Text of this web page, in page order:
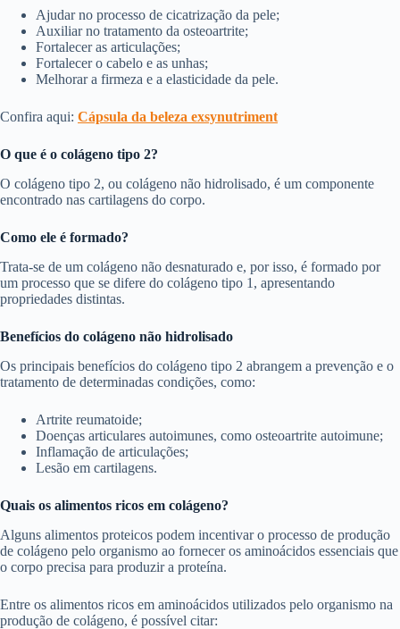
Ajudar no processo de cicatrização da pele;
Auxiliar no tratamento da osteoartrite;
Fortalecer as articulações;
Fortalecer o cabelo e as unhas;
Melhorar a firmeza e a elasticidade da pele.
Confira aqui: Cápsula da beleza exsynutriment
O que é o colágeno tipo 2?
O colágeno tipo 2, ou colágeno não hidrolisado, é um componente
encontrado nas cartilagens do corpo.
Como ele é formado?
Trata-se de um colágeno não desnaturado e, por isso, é formado por
um processo que se difere do colágeno tipo 1, apresentando
propriedades distintas.
Benefícios do colágeno não hidrolisado
Os principais benefícios do colágeno tipo 2 abrangem a prevenção e o
tratamento de determinadas condições, como:
Artrite reumatoide;
Doenças articulares autoimunes, como osteoartrite autoimune;
Inflamação de articulações;
Lesão em cartilagens.
Quais os alimentos ricos em colágeno?
Alguns alimentos proteicos podem incentivar o processo de produção
de colágeno pelo organismo ao fornecer os aminoácidos essenciais que
o corpo precisa para produzir a proteína.
Entre os alimentos ricos em aminoácidos utilizados pelo organismo na
produção de colágeno, é possível citar: